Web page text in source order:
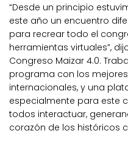
“Desde un principio
este año un encuentro
para recrear todo el
herramientas virtuales”,
Congreso Maizar 4.0.
programa con los
internacionales, y una
especialmente para este
todos interactuar,
corazón de los históricos